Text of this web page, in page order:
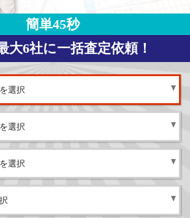
簡単45秒
大6社に一括査定依頼！